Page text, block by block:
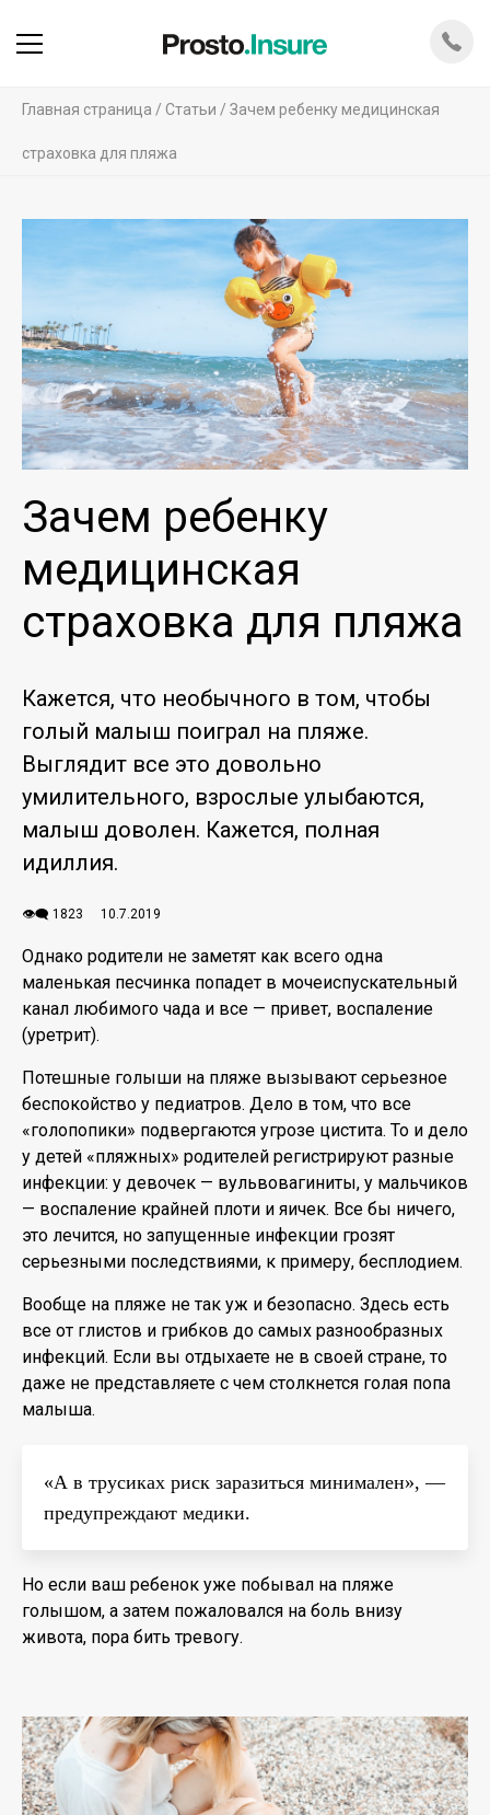
Главная страница Статьи Зачем ребенку медицинская
страховка для пляжа
Зачем ребенку
медицинская
страховка для пляжа
Кажется, что необычного в том, чтобы
голый малыш поиграл на пляже.
Выглядит все это довольно
умилительного, взрослые улыбаются,
малыш доволен. Кажется, полная
идиллия.
👁️‍🗨️ 1823 10.7.2019
Однако родители не заметят как всего одна
маленькая песчинка попадет в мочеиспускательный
канал любимого чада и все — привет, воспаление
(уретрит).
Потешные голыши на пляже вызывают серьезное
беспокойство у педиатров. Дело в том, что все
«голопопики» подвергаются угрозе цистита. То и дело
у детей «пляжных» родителей регистрируют разные
инфекции: у девочек — вульвовагиниты, у мальчиков
— воспаление крайней плоти и яичек. Все бы ничего,
это лечится, но запущенные инфекции грозят
серьезными последствиями, к примеру, бесплодием.
Вообще на пляже не так уж и безопасно. Здесь есть
все от глистов и грибков до самых разнообразных
инфекций. Если вы отдыхаете не в своей стране, то
даже не представляете с чем столкнется голая попа
малыша.
«А в трусиках риск заразиться минимален», —
предупреждают медики.
Но если ваш ребенок уже побывал на пляже
голышом, а затем пожаловался на боль внизу
живота, пора бить тревогу.